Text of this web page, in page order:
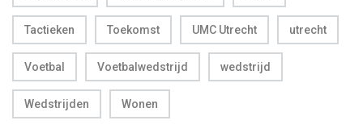
Tactieken Toekomst UMC Utrecht utrecht
Voetbal Voetbalwedstrijd wedstrijd
Wedstrijden Wonen